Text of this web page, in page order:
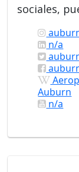
sociales,
n/a
Auburn
n/a